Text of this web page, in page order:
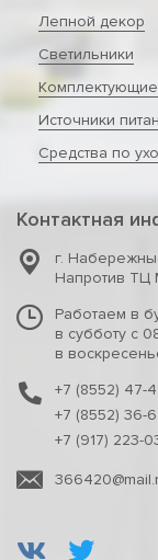
Лепной декор
Светильники
Источники
Средства по
Контактная
г.
Напротив ТЦ
Работаем в
в субботу с
в
+7 (8552) 47-
+7 (8552) 36-
+7 (917) 223-